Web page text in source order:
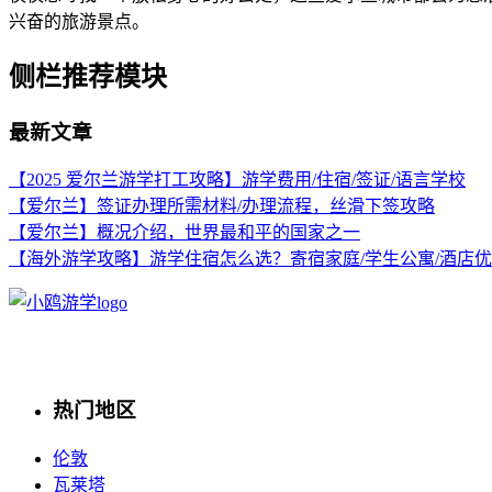
兴奋的旅游景点。
侧栏推荐模块
最新文章
【2025 爱尔兰游学打工攻略】游学费用/住宿/签证/语言学校
【爱尔兰】签证办理所需材料/办理流程，丝滑下签攻略
【爱尔兰】概况介绍，世界最和平的国家之一
【海外游学攻略】游学住宿怎么选？寄宿家庭/学生公寓/酒店
热门地区
伦敦
瓦莱塔